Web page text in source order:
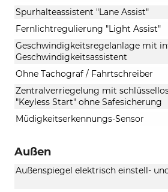
Spurhalteassistent "Lane Assist"
Fernlichtregulierung "Light Assist"
Geschwindigkeitsregelanlage mit
Geschwindigkeitsassistent
Ohne Tachograf / Fahrtschreiber
Zentralverriegelung mit
"Keyless Start" ohne Safesicherung
Müdigkeitserkennungs-Sensor
Außen
Außenspiegel elektrisch einstell-